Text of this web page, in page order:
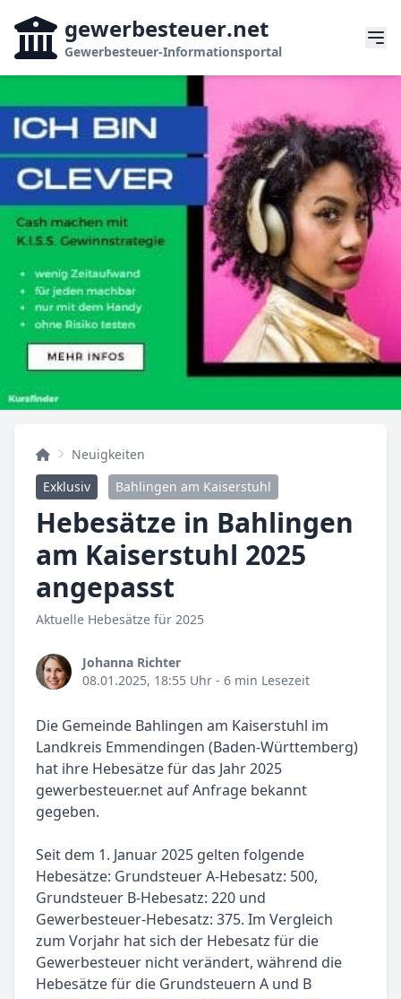
gewerbesteuer.net
Gewerbesteuer-Informationsportal
Neuigkeiten
Exklusiv
Bahlingen am Kaiserstuhl
Hebesätze in Bahlingen
am Kaiserstuhl 2025
angepasst
Aktuelle Hebesätze für 2025
Johanna Richter
08.01.2025, 18:55 Uhr - 6 min Lesezeit
Die Gemeinde Bahlingen am Kaiserstuhl im
Landkreis Emmendingen (Baden-Württemberg)
hat ihre Hebesätze für das Jahr 2025
gewerbesteuer.net auf Anfrage bekannt
gegeben.
Seit dem 1. Januar 2025 gelten folgende
Hebesätze: Grundsteuer A-Hebesatz: 500,
Grundsteuer B-Hebesatz: 220 und
Gewerbesteuer-Hebesatz: 375. Im Vergleich
zum Vorjahr hat sich der Hebesatz für die
Gewerbesteuer nicht verändert, während die
Hebesätze für die Grundsteuern A und B